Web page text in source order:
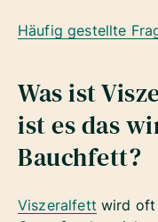
Häufig gestellte
Was ist
ist es das
Bauchfett?
Viszeralfett wird oft